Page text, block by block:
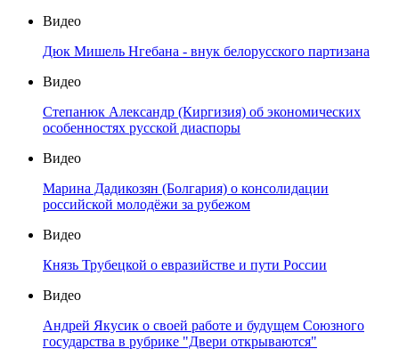
Видео
Дюк Мишель Нгебана - внук белорусского партизана
Видео
Степанюк Александр (Киргизия) об экономических
особенностях русской диаспоры
Видео
Марина Дадикозян (Болгария) о консолидации
российской молодёжи за рубежом
Видео
Князь Трубецкой о евразийстве и пути России
Видео
Андрей Якусик о своей работе и будущем Союзного
государства в рубрике "Двери открываются"